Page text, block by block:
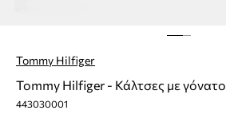
Tommy Hilfiger
Tommy Hilfiger - Κάλτσες με γόνατο
443030001